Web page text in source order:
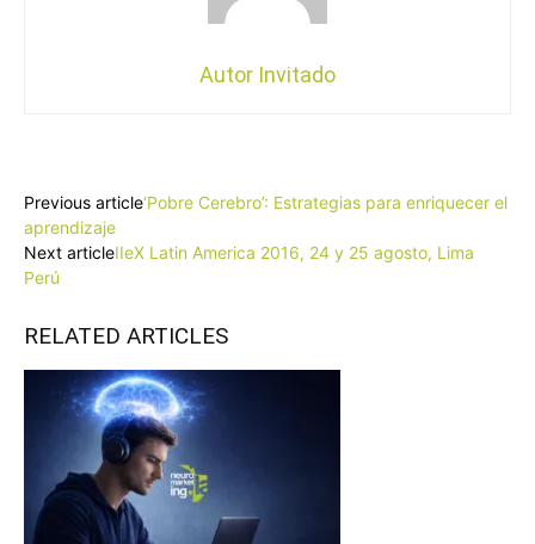
Autor Invitado
Previous article‘Pobre Cerebro’: Estrategias para enriquecer el
aprendizaje
Next articleIIeX Latin America 2016, 24 y 25 agosto, Lima
Perú
RELATED ARTICLES